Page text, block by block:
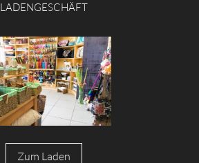
LADENGESCHÄFT
Zum Laden